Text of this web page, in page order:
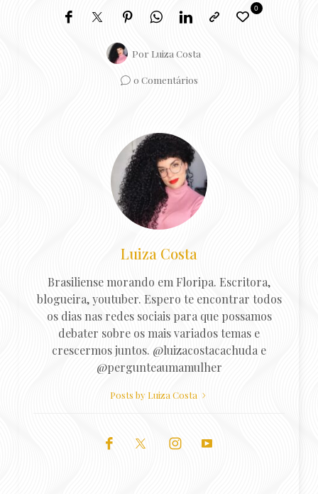
Por Luiza Costa
0
0 Comentários
Luiza Costa
Brasiliense morando em Floripa. Escritora,
blogueira, youtuber. Espero te encontrar todos
os dias nas redes sociais para que possamos
debater sobre os mais variados temas e
crescermos juntos. @luizacostacachuda e
@pergunteaumamulher
Posts by Luiza Costa